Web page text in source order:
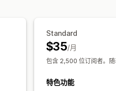
Standard
$35/月
包含 2,500 位订阅者。随
特色功能